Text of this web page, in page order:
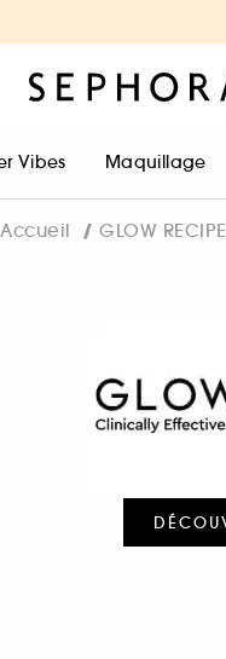
Vibes Maquillage
Accueil GLOW RECIPE